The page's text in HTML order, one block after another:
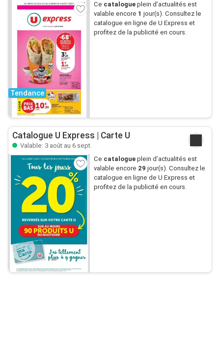
Tendance
Ce catalogueplein d’actualités est
valable encore 1 jour(s). Consultez le
catalogue en ligne de U Express et
profitez de la publicité en cours.
Catalogue U Express | Carte U
Valable: 3 août au 6 sept.
Ce catalogueplein d’actualités est
valable encore 29 jour(s). Consultez le
catalogue en ligne de U Express et
profitez de la publicité en cours.